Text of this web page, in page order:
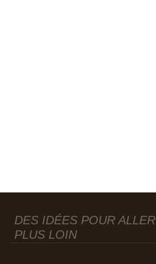
DES IDÉES POUR ALLER
PLUS LOIN